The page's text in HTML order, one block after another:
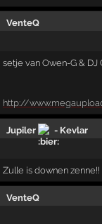
VenteQ
setje van Owen-G & DJ
http://
Jupiler
- Kevlar
Zulle is downen zenne!!
VenteQ